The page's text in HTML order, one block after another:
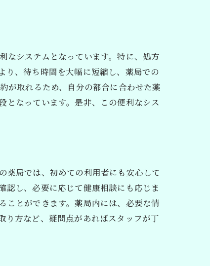
なシステムとなっています。特に、処方
り、待ち時間を大幅に短縮し、薬局での
が取れるため、自分の都合に合わせた薬
となっています。是非、この便利なシス
薬局では、初めての利用者にも安心して
認し、必要に応じて健康相談にも応じま
ことができます。薬局内には、必要な情
り方など、疑問点があればスタッフが丁